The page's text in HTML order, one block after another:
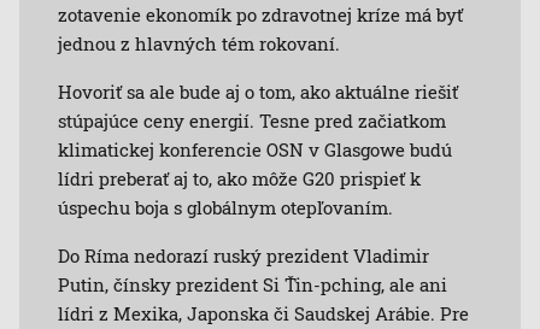
zotavenie ekonomík po zdravotnej kríze má byť
jednou z hlavných tém rokovaní.
Hovoriť sa ale bude aj o tom, ako aktuálne riešiť
stúpajúce ceny energií. Tesne pred začiatkom
klimatickej konferencie OSN v Glasgowe budú
lídri preberať aj to, ako môže G20 prispieť k
úspechu boja s globálnym otepľovaním.
Do Ríma nedorazí ruský prezident Vladimir
Putin, čínsky prezident Si Ťin-pching, ale ani
lídri z Mexika, Japonska či Saudskej Arábie. Pre